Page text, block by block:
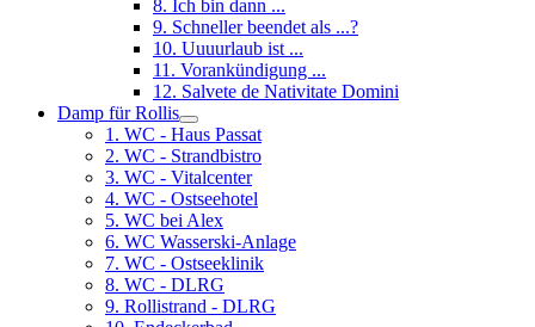
8. Ich bin dann ...
9. Schneller beendet als ...?
10. Uuuurlaub ist ...
11. Vorankündigung ...
12. Salvete de Nativitate Domini
Damp für Rollis
1. WC - Haus Passat
2. WC - Strandbistro
3. WC - Vitalcenter
4. WC - Ostseehotel
5. WC bei Alex
6. WC Wasserski-Anlage
7. WC - Ostseeklinik
8. WC - DLRG
9. Rollistrand - DLRG